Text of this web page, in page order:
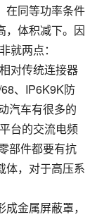
在同等功率条件
，体积减下。因
就两点：
对传统连接器
、IP6K9K防
汽车有很多的
台的交流电频
部件都要有抗
体，对于高压系
金属屏蔽罩，